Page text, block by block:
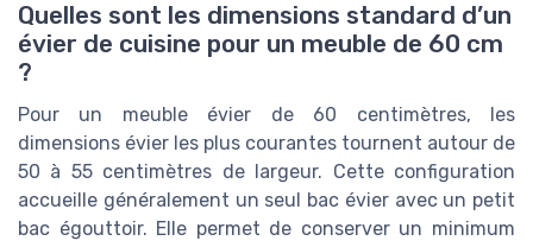
Quelles sont les dimensions standard d’un
évier de cuisine pour un meuble de 60 cm
?
Pour un meuble évier de 60 centimètres, les
dimensions évier les plus courantes tournent autour de
50 à 55 centimètres de largeur. Cette configuration
accueille généralement un seul bac évier avec un petit
bac égouttoir. Elle permet de conserver un minimum